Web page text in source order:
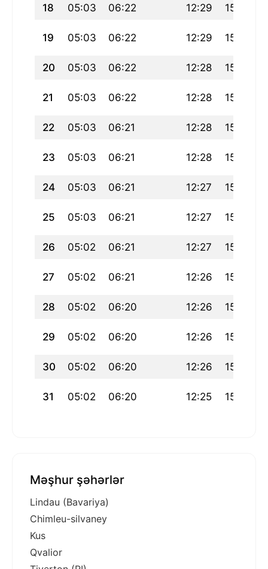
18 05:03 06:22 12:29 15:05
19 05:03 06:22 12:29 15:06
20 05:03 06:22 12:28 15:07
21 05:03 06:22 12:28 15:08
22 05:03 06:21 12:28 15:09
23 05:03 06:21 12:28 15:09
24 05:03 06:21 12:27 15:10
25 05:03 06:21 12:27 15:11
26 05:02 06:21 12:27 15:12
27 05:02 06:21 12:26 15:12
28 05:02 06:20 12:26 15:13
29 05:02 06:20 12:26 15:13
30 05:02 06:20 12:26 15:14
31 05:02 06:20 12:25 15:15
Məşhur şəhərlər
Lindau (Bavariya)
Chimleu-silvaney
Kus
Qvalior